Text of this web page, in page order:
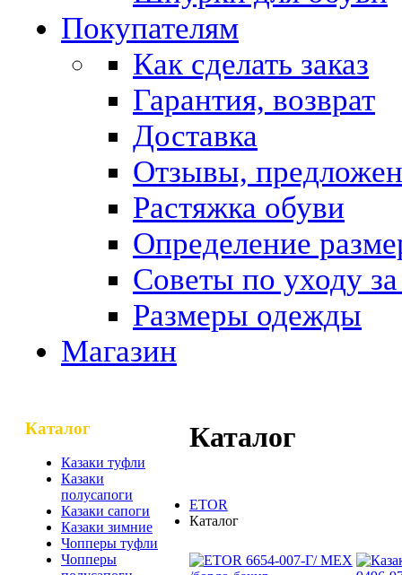
Покупателям
Как сделать заказ
Гарантия, возврат
Доставка
Отзывы,
Растяжка обуви
Определение
Советы по уходу
Размеры одежды
Магазин
Каталог
Казаки туфли
Казаки
полусапоги
Казаки сапоги
Казаки зимние
Чопперы туфли
Чопперы
Каталог
ETOR
Каталог